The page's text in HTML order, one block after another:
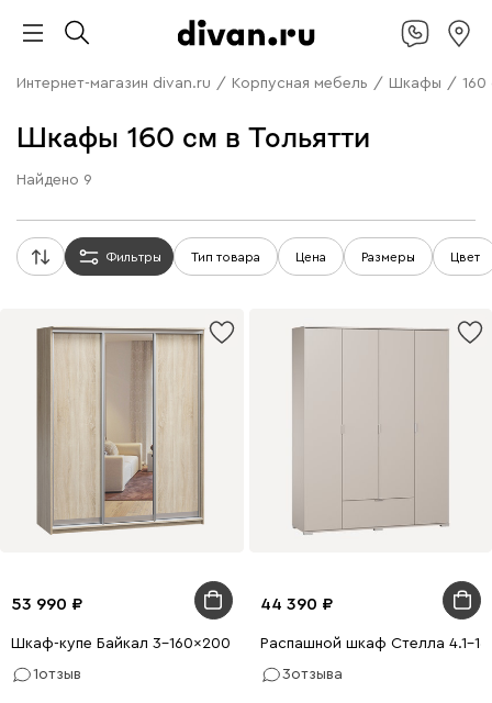
Интернет-магазин divan.ru / Корпусная мебель / Шкафы / 160
Шкафы 160 см в Тольятти
Найдено 9
Фильтры Тип товара Цена Размеры Цвет
53 990
Шкаф-купе Байкал 3-160x200 Дуб Сонома 1 зеркало
1отзыв
44 390
Распашной шкаф Стелла 4.1-
3отзыва